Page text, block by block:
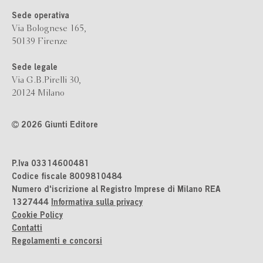
Sede operativa
Via Bolognese 165,
50139 Firenze
Sede legale
Via G.B.Pirelli 30,
20124 Milano
2026 Giunti Editore
P.Iva 03314600481
Codice fiscale 8009810484
Numero d'iscrizione al Registro Imprese di Milano REA
1327444 Informativa sulla privacy
Cookie Policy
Contatti
Regolamenti e concorsi